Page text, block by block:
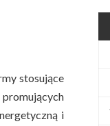
stosujące
i